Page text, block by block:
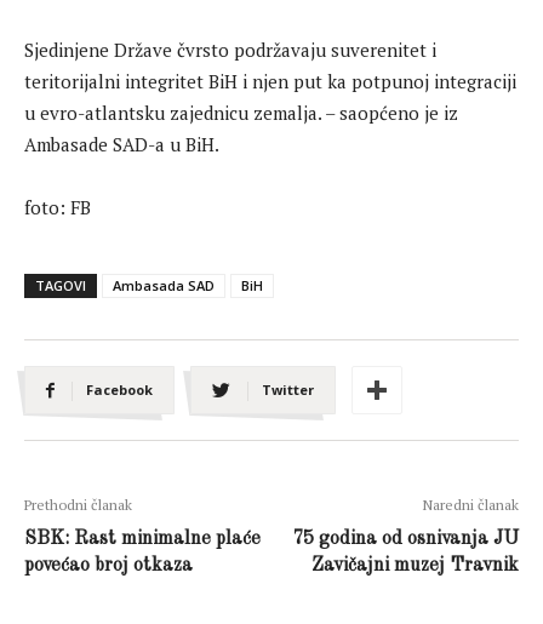
Sjedinjene Države čvrsto podržavaju suverenitet i
teritorijalni integritet BiH i njen put ka potpunoj integraciji
u evro-atlantsku zajednicu zemalja. – saopćeno je iz
Ambasade SAD-a u BiH.
foto: FB
TAGOVI Ambasada SAD BiH
Facebook Twitter
Prethodni članak
SBK: Rast minimalne plaće
povećao broj otkaza
Naredni članak
75 godina od osnivanja JU
Zavičajni muzej Travnik